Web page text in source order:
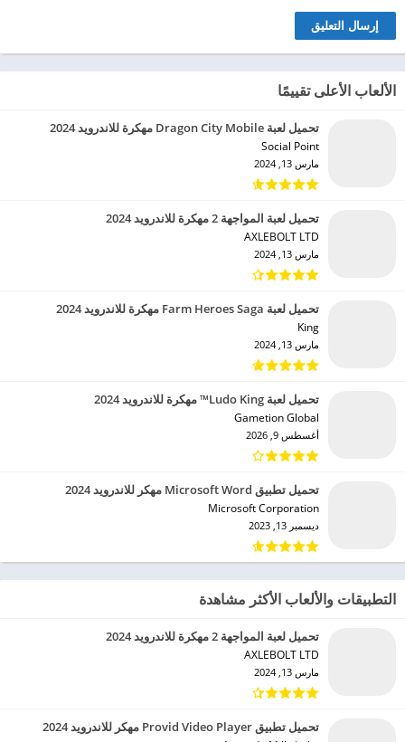
الألعاب الأعلى تقييمًا
تحميل لعبة Dragon City Mobile مهكرة للاندرويد 2024
Social Point‏
مارس 13, 2024
تحميل لعبة المواجهة 2 مهكرة للاندرويد 2024
AXLEBOLT LTD‏
مارس 13, 2024
تحميل لعبة Farm Heroes Saga مهكرة للاندرويد 2024
King‏
مارس 13, 2024
تحميل لعبة Ludo King™ مهكرة للاندرويد 2024
Gametion Global‏
أغسطس 9, 2026
تحميل تطبيق Microsoft Word مهكر للاندرويد 2024
Microsoft Corporation‏
ديسمبر 13, 2023
التطبيقات والألعاب الأكثر مشاهدة
تحميل لعبة المواجهة 2 مهكرة للاندرويد 2024
AXLEBOLT LTD‏
مارس 13, 2024
تحميل تطبيق Provid Video Player مهكر للاندرويد 2024